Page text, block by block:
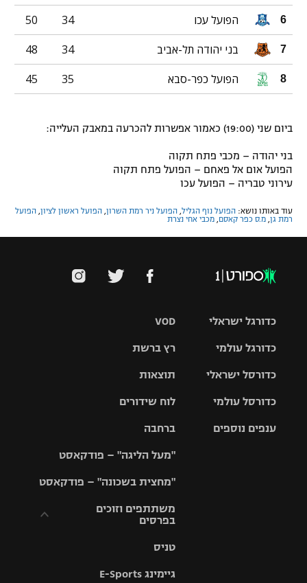
6 הפועל עכו 34
50
7 בני יהודה תל-אביב 34
48
8 הפועל כפר-סבא 35
45
ביום שני (19:00) כאמור אפשרות להכרעה במאבק העלייה:
בני יהודה – מכבי פתח תקוה
הפועל אום אל פאחם – הפועל פתח תקוה
עירוני טבריה – הפועל עכו
עוד באותו נושא: הפועל נוף הגליל הפועל ניר רמת השרון הפועל ראשון לציון הפועל
רמת גן מ.ס כפר קאסם מכבי אחי נצרת
VOD
רץ ברשת
תוצאות
לוח שידורים
ברחבה
"מעל הליגה" – פודקאסט
"מחצית בשכונה" – פודקאסט
משתתפים וזוכים
בפרסים
וזוכים בפרסים
טניס
גיימינג E-Sports
כדורגל ישראלי
גביע הטוטו
כדורגל עולמי
האלופות
ליגה
כדורסל ישראלי
סל
כדורסל עולמי
ענפים נוספים